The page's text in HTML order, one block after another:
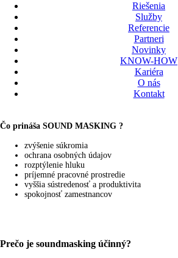
Riešenia
Služby
Referencie
Partneri
Novinky
KNOW-HOW
Kariéra
O nás
Kontakt
Čo prináša SOUND MASKING ?
zvýšenie súkromia
ochrana osobných údajov
rozptýlenie hluku
príjemné pracovné prostredie
vyššia sústredenosť a produktivita
spokojnosť zamestnancov
Prečo je soundmasking účinný?